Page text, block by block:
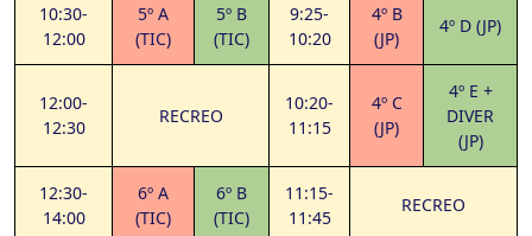
10:30-
12:00
5º A
(TIC)
5º B
(TIC)
9:25-
10:20
4º B
(JP)
4º D (JP)
12:00-
12:30
RECREO
10:20-
11:15
4º C
(JP)
4º E +
DIVER
(JP)
12:30-
14:00
6º A
(TIC)
6º B
(TIC)
11:15-
11:45
RECREO